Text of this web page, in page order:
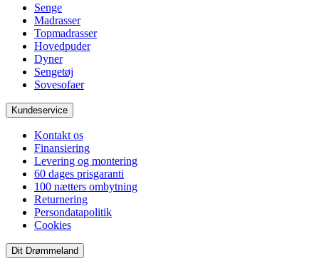
Senge
Madrasser
Topmadrasser
Hovedpuder
Dyner
Sengetøj
Sovesofaer
Kundeservice
Kontakt os
Finansiering
Levering og montering
60 dages prisgaranti
100 nætters ombytning
Returnering
Persondatapolitik
Cookies
Dit Drømmeland